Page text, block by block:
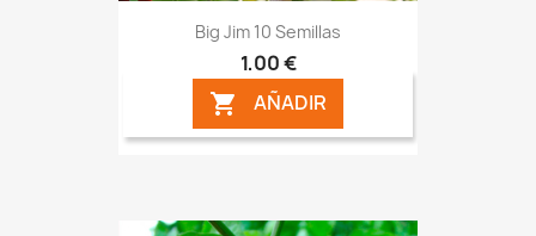
Big Jim 10 Semillas
1,00 €
 AÑADIR